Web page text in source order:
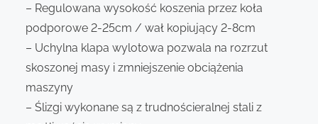
– Regulowana wysokość koszenia przez koła
podporowe 2-25cm / wał kopiujący 2-8cm
– Uchylna klapa wylotowa pozwala na rozrzut
skoszonej masy i zmniejszenie obciążenia
maszyny
– Ślizgi wykonane są z trudnościeralnej stali z